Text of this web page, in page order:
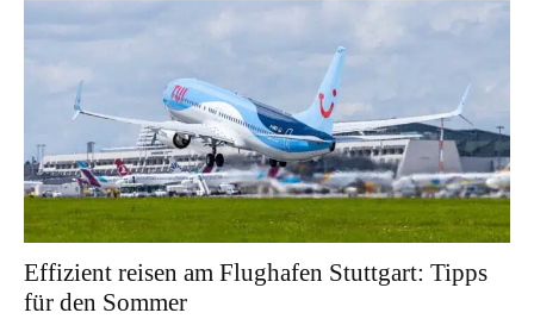
Effizient reisen am Flughafen Stuttgart: Tipps
für den Sommer